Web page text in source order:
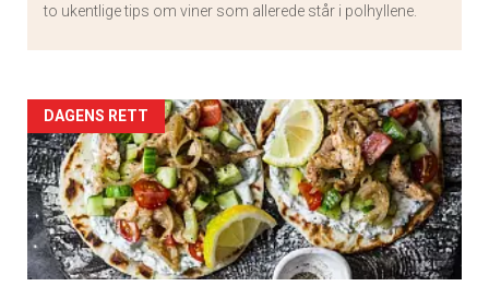
to ukentlige tips om viner som allerede står i polhyllene.
Artikler
detail
-
section
DAGENS RETT